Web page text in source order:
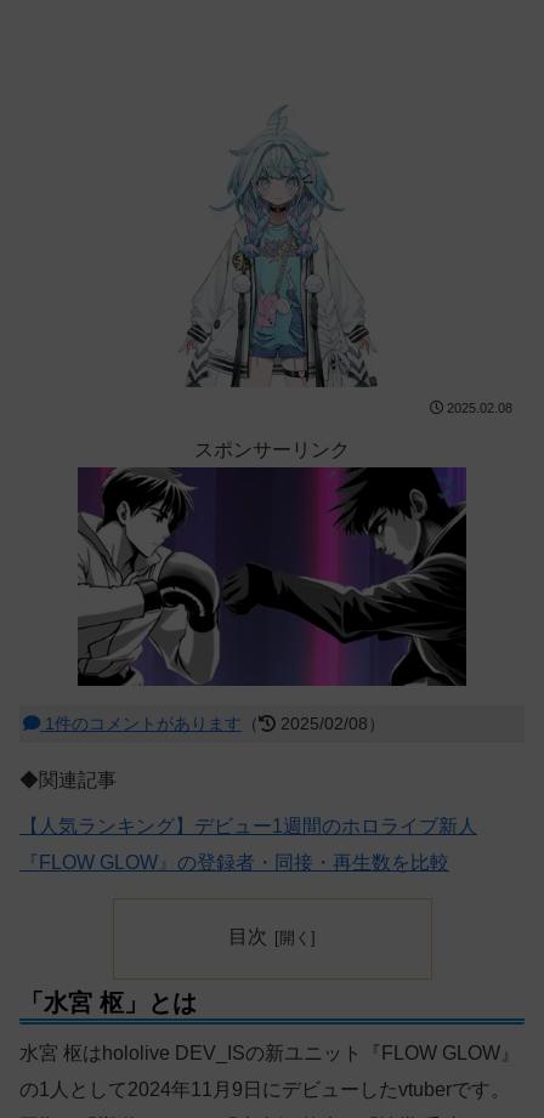
2025.02.08
スポンサーリンク
1件のコメントがあります （ 2025/02/08）
◆関連記事
【人気ランキング】デビュー1週間のホロライブ新人
『FLOW GLOW』の登録者・同接・再生数を比較
目次
「水宮 枢」とは
水宮 枢はhololive DEV_ISの新ユニット『FLOW GLOW』
の1人として2024年11月9日にデビューしたvtuberです。